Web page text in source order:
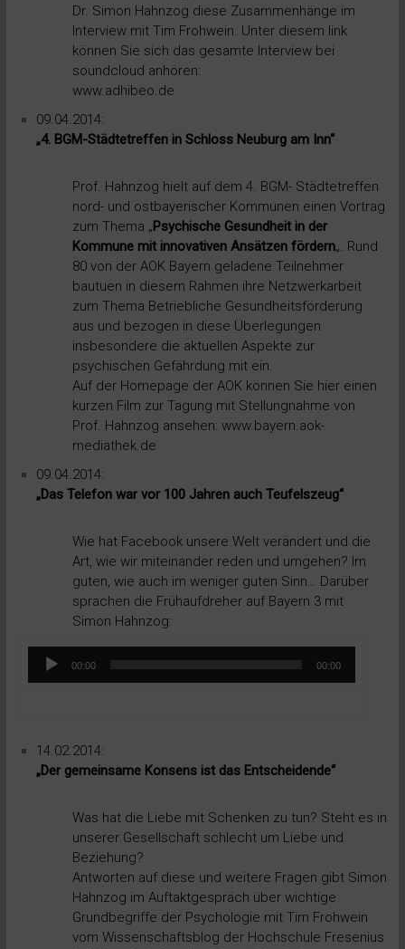
Dr. Simon Hahnzog diese Zusammenhänge im
Interview mit Tim Frohwein. Unter diesem link
können Sie sich das gesamte Interview bei
soundcloud anhören:
www.adhibeo.de
09.04.2014:
„4. BGM-Städtetreffen in Schloss Neuburg am Inn“
Prof. Hahnzog hielt auf dem 4. BGM- Städtetreffen
nord- und ostbayerischer Kommunen einen Vortrag
zum Thema „Psychische Gesundheit in der
Kommune mit innovativen Ansätzen fördern„. Rund
80 von der AOK Bayern geladene Teilnehmer
bautuen in diesem Rahmen ihre Netzwerkarbeit
zum Thema Betriebliche Gesundheitsförderung
aus und bezogen in diese Überlegungen
insbesondere die aktuellen Aspekte zur
psychischen Gefährdung mit ein.
Auf der Homepage der AOK können Sie hier einen
kurzen Film zur Tagung mit Stellungnahme von
Prof. Hahnzog ansehen: www.bayern.aok-
mediathek.de
09.04.2014:
„Das Telefon war vor 100 Jahren auch Teufelszeug“
Wie hat Facebook unsere Welt verändert und die
Art, wie wir miteinander reden und umgehen? Im
guten, wie auch im weniger guten Sinn… Darüber
sprachen die Frühaufdreher auf Bayern 3 mit
Simon Hahnzog:
00:00 00:00
14.02.2014:
„Der gemeinsame Konsens ist das Entscheidende“
Was hat die Liebe mit Schenken zu tun? Steht es in
unserer Gesellschaft schlecht um Liebe und
Beziehung?
Antworten auf diese und weitere Fragen gibt Simon
Hahnzog im Auftaktgespräch über wichtige
Grundbegriffe der Psychologie mit Tim Frohwein
vom Wissenschaftsblog der Hochschule Fresenius